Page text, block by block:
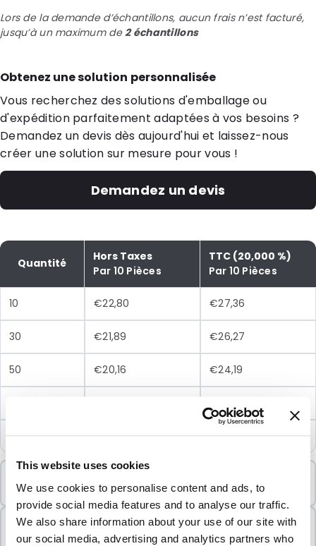
This website uses cookies
We use cookies to personalise content and ads, to
provide social media features and to analyse our traffic.
We also share information about your use of our site with
our social media, advertising and analytics partners who
Lors de la demande d’échantillons, aucun frais n’est facturé,
jusqu’à un maximum de2 échantillons
Obtenez une solution personnalisée
Vous recherchez des solutions d'emballage ou
d'expédition parfaitement adaptées à vos besoins ?
Demandez un devis dès aujourd'hui et laissez-nous
créer une solution sur mesure pour vous !
Demandez un devis
Quantité
Hors Taxes
Par 10 Pièces
TTC (20,000 %)
Par 10 Pièces
10 €22,80 €27,36
30 €21,89 €26,27
50 €20,16 €24,19
250 €18,12 €21,74
10 Unités
Vendu par lots
10 Unités